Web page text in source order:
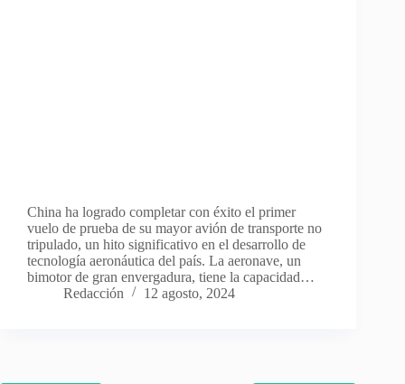
China ha logrado completar con éxito el primer
vuelo de prueba de su mayor avión de transporte no
tripulado, un hito significativo en el desarrollo de
tecnología aeronáutica del país. La aeronave, un
bimotor de gran envergadura, tiene la capacidad…
Redacción
12 agosto, 2024